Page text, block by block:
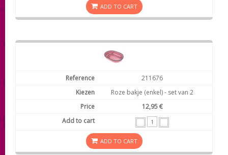
ADD TO CART
211676
Roze bakje (enkel) - set van 2
12,95 €
ADD TO CART